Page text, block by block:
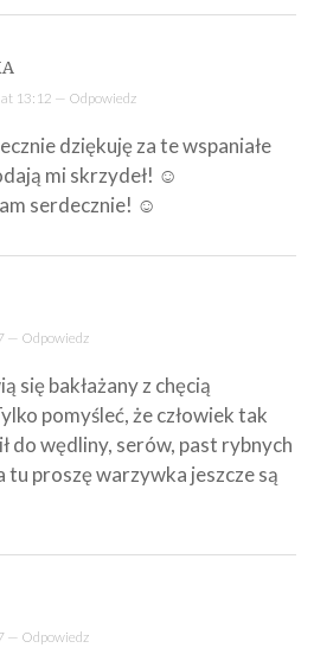
13:12 — Odpowiedz
dziękuję za te wspaniałe
mi skrzydeł! ☺
serdecznie! ☺
— Odpowiedz
się bakłażany z chęcią
pomyśleć, że człowiek tak
do wędliny, serów, past rybnych
tu proszę warzywka jeszcze są
— Odpowiedz